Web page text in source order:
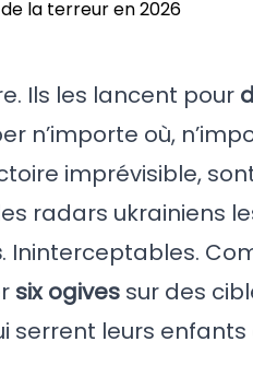
Ils les lancent pour
n’importe où,
imprévisible,
radars ukrainiens
. Ininterceptables.
six ogives sur des
serrent leurs